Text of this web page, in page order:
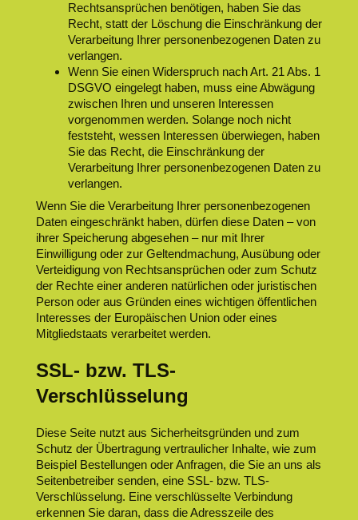
Rechtsansprüchen benötigen, haben Sie das
Recht, statt der Löschung die Einschränkung der
Verarbeitung Ihrer personenbezogenen Daten zu
verlangen.
Wenn Sie einen Widerspruch nach Art. 21 Abs. 1
DSGVO eingelegt haben, muss eine Abwägung
zwischen Ihren und unseren Interessen
vorgenommen werden. Solange noch nicht
feststeht, wessen Interessen überwiegen, haben
Sie das Recht, die Einschränkung der
Verarbeitung Ihrer personenbezogenen Daten zu
verlangen.
Wenn Sie die Verarbeitung Ihrer personenbezogenen
Daten eingeschränkt haben, dürfen diese Daten – von
ihrer Speicherung abgesehen – nur mit Ihrer
Einwilligung oder zur Geltendmachung, Ausübung oder
Verteidigung von Rechtsansprüchen oder zum Schutz
der Rechte einer anderen natürlichen oder juristischen
Person oder aus Gründen eines wichtigen öffentlichen
Interesses der Europäischen Union oder eines
Mitgliedstaats verarbeitet werden.
SSL- bzw. TLS-
Verschlüsselung
Diese Seite nutzt aus Sicherheitsgründen und zum
Schutz der Übertragung vertraulicher Inhalte, wie zum
Beispiel Bestellungen oder Anfragen, die Sie an uns als
Seitenbetreiber senden, eine SSL- bzw. TLS-
Verschlüsselung. Eine verschlüsselte Verbindung
erkennen Sie daran, dass die Adresszeile des